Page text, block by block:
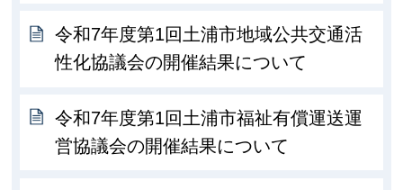
令和7年度第1回土浦市地域公共交通活
性化協議会の開催結果について
令和7年度第1回土浦市福祉有償運送運
営協議会の開催結果について